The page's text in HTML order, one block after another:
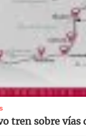
tren sobre vías